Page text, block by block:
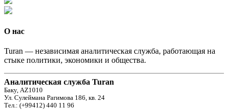
О нас
Turan — независимая аналитическая служба, работающая на
стыке политики, экономики и общества.
Аналитическая служба Turan
Баку, AZ1010
Ул. Сулеймана Рагимова 186, кв. 24
Тел.: (+99412) 440 11 96